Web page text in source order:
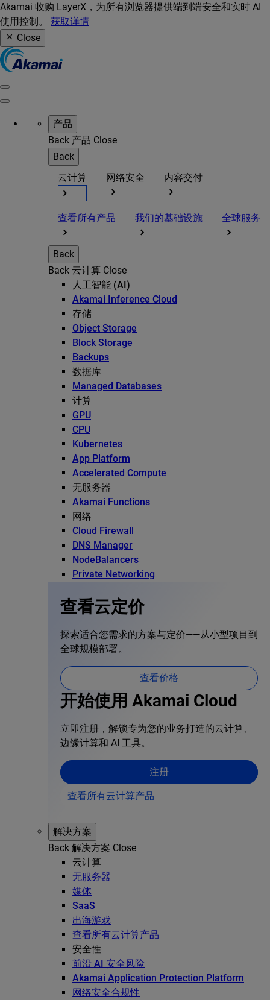
Akamai 收购 LayerX，为所有浏览器提供端到端安全和实时 AI
使用控制。 获取详情
Close
产品
Back 产品 Close
Back
云计算
网络安全 内容交付
查看所有产品 我们的基础设施 全球服务
Back
Back 云计算 Close
人工智能 (AI)
Akamai Inference Cloud
存储
Object Storage
Block Storage
Backups
数据库
Managed Databases
计算
GPU
CPU
Kubernetes
App Platform
Accelerated Compute
无服务器
Akamai Functions
网络
Cloud Firewall
DNS Manager
NodeBalancers
Private Networking
查看云定价
探索适合您需求的方案与定价——从小型项目到
全球规模部署。
查看价格
开始使用 Akamai Cloud
立即注册，解锁专为您的业务打造的云计算、
边缘计算和 AI 工具。
注册
查看所有云计算产品
解决方案
Back 解决方案 Close
云计算
无服务器
媒体
SaaS
出海游戏
查看所有云计算产品
安全性
前沿 AI 安全风险
Akamai Application Protection Platform
网络安全合规性